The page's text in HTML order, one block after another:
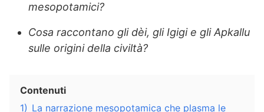
mesopotamici?
Cosa raccontano gli dèi, gli Igigi e gli Apkallu
sulle origini della civiltà?
Contenuti
1) La narrazione mesopotamica che plasma le